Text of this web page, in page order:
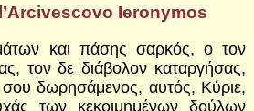
Ieronymos
και πάσης σαρκός, ο τον
τον δε διάβολον καταργήσας,
δωρησάμενος, αυτός, Κύριε,
των κεκοιμημένων δούλων